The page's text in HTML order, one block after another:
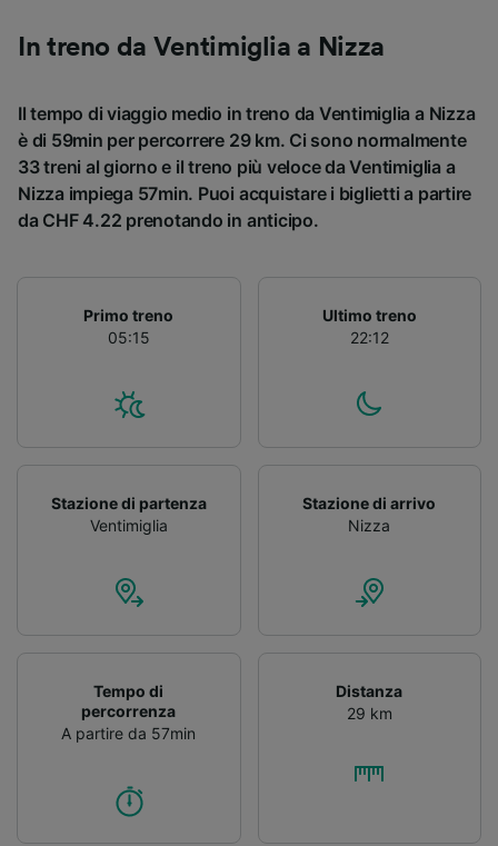
In treno da Ventimiglia a Nizza
Il tempo di viaggio medio in treno da Ventimiglia a Nizza
è di 59min per percorrere 29 km. Ci sono normalmente
33 treni al giorno e il treno più veloce da Ventimiglia a
Nizza impiega 57min. Puoi acquistare i biglietti a partire
da CHF 4.22 prenotando in anticipo.
Primo treno
05:15
Ultimo treno
22:12
Stazione di partenza
Ventimiglia
Stazione di arrivo
Nizza
Tempo di
percorrenza
A partire da 57min
Distanza
29 km